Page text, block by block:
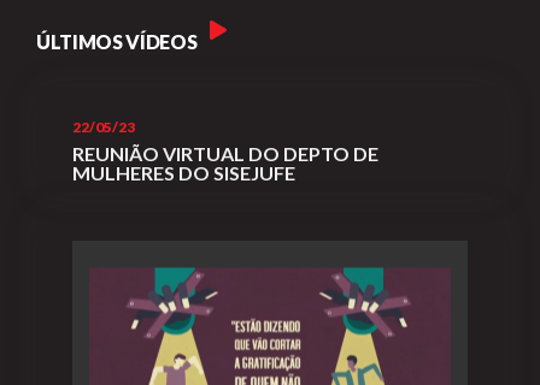
ÚLTIMOS VÍDEOS
22/05/23
REUNIÃO VIRTUAL DO DEPTO DE
MULHERES DO SISEJUFE